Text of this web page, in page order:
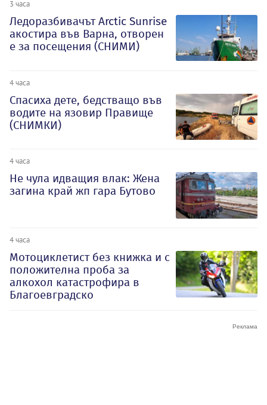
3 часа
Ледоразбивачът Arctic Sunrise
акостира във Варна, отворен
е за посещения (СНИМИ)
4 часа
Спасиха дете, бедстващо във
водите на язовир Правище
(СНИМКИ)
4 часа
Не чула идващия влак: Жена
загина край жп гара Бутово
4 часа
Мотоциклетист без книжка и с
положителна проба за
алкохол катастрофира в
Благоевградско